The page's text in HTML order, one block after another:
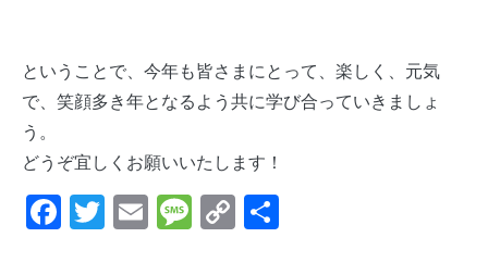
ということで、今年も皆さまにとって、楽しく、元気
で、笑顔多き年となるよう共に学び合っていきましょ
う。
どうぞ宜しくお願いいたします！
Facebook
Twitter
EmailMessage
Copy